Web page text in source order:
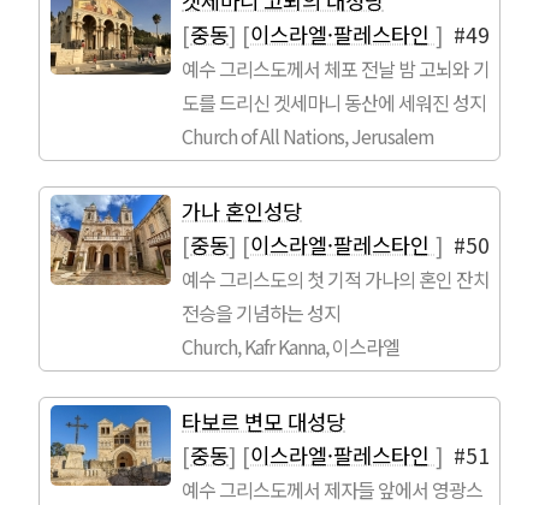
[중동] [이스라엘·팔레스타인 ] #49
예수 그리스도께서 체포 전날 밤 고뇌와 기
도를 드리신 겟세마니 동산에 세워진 성지
Church of All Nations, Jerusalem
가나 혼인성당
[중동] [이스라엘·팔레스타인 ] #50
예수 그리스도의 첫 기적 가나의 혼인 잔치
전승을 기념하는 성지
Church, Kafr Kanna, 이스라엘
타보르 변모 대성당
[중동] [이스라엘·팔레스타인 ] #51
예수 그리스도께서 제자들 앞에서 영광스